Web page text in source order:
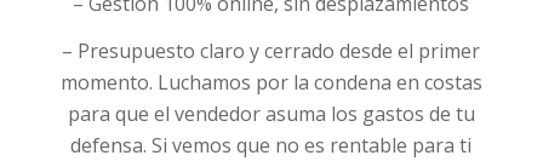
– Presupuesto claro y cerrado desde el primer
momento. Luchamos por la condena en costas
para que el vendedor asuma los gastos de tu
defensa. Si vemos que no es rentable para ti